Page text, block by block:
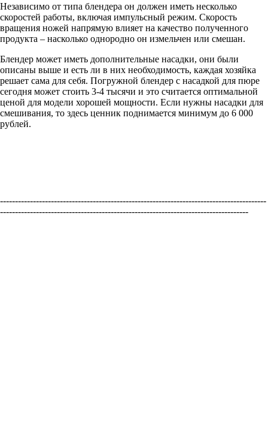
Независимо от типа блендера он должен иметь несколько
скоростей работы, включая импульсный режим. Скорость
вращения ножей напрямую влияет на качество полученного
продукта – насколько однородно он измельчен или смешан.
Блендер может иметь дополнительные насадки, они были
описаны выше и есть ли в них необходимость, каждая хозяйка
решает сама для себя. Погружной блендер с насадкой для пюре
сегодня может стоить 3-4 тысячи и это считается оптимальной
ценой для модели хорошей мощности. Если нужны насадки для
смешивания, то здесь ценник поднимается минимум до 6 000
рублей.
-----------------------------------------------------------------------------------------
-----------------------------------------------------------------------------------